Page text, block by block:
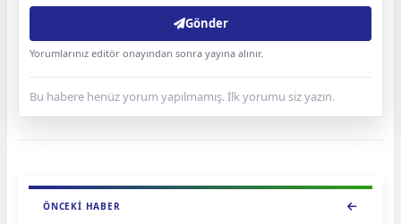
Gönder
Yorumlarınız editör onayından sonra yayına alınır.
Bu habere henüz yorum yapılmamış. İlk yorumu siz yazın.
ÖNCEKI HABER